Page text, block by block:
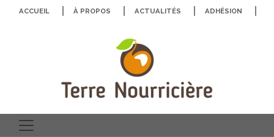
ACCUEIL À PROPOS ACTUALITÉS ADHÉSION